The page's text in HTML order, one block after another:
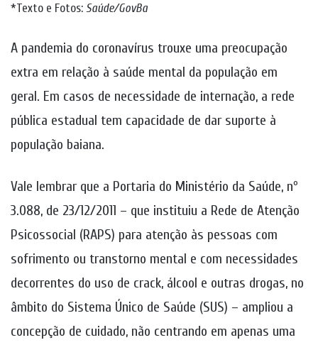
*Texto e Fotos: Saúde/GovBa
A pandemia do coronavírus trouxe uma preocupação
extra em relação à saúde mental da população em
geral. Em casos de necessidade de internação, a rede
pública estadual tem capacidade de dar suporte à
população baiana.
Vale lembrar que a Portaria do Ministério da Saúde, nº
3.088, de 23/12/2011 – que instituiu a Rede de Atenção
Psicossocial (RAPS) para atenção às pessoas com
sofrimento ou transtorno mental e com necessidades
decorrentes do uso de crack, álcool e outras drogas, no
âmbito do Sistema Único de Saúde (SUS) – ampliou a
concepção de cuidado, não centrando em apenas uma